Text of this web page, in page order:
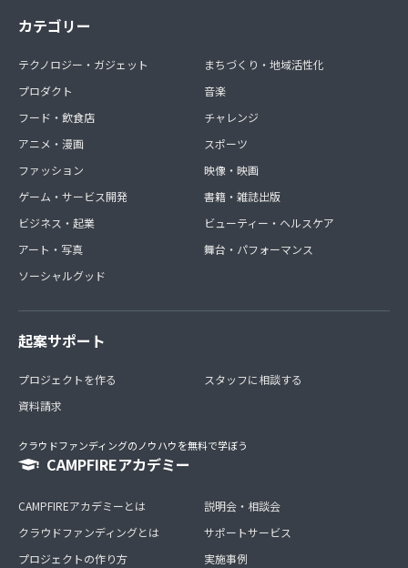
カテゴリー
テクノロジー・ガジェット
プロダクト
フード・飲食店
アニメ・漫画
ファッション
ゲーム・サービス開発
ビジネス・起業
アート・写真
ソーシャルグッド
まちづくり・地域活性化
音楽
チャレンジ
スポーツ
映像・映画
書籍・雑誌出版
ビューティー・ヘルスケア
舞台・パフォーマンス
起案サポート
プロジェクトを作る
資料請求
スタッフに相談する
クラウドファンディングのノウハウを無料で学ぼう
CAMPFIREアカデミー
CAMPFIREアカデミーとは
クラウドファンディングとは
プロジェクトの作り方
説明会・相談会
サポートサービス
実施事例